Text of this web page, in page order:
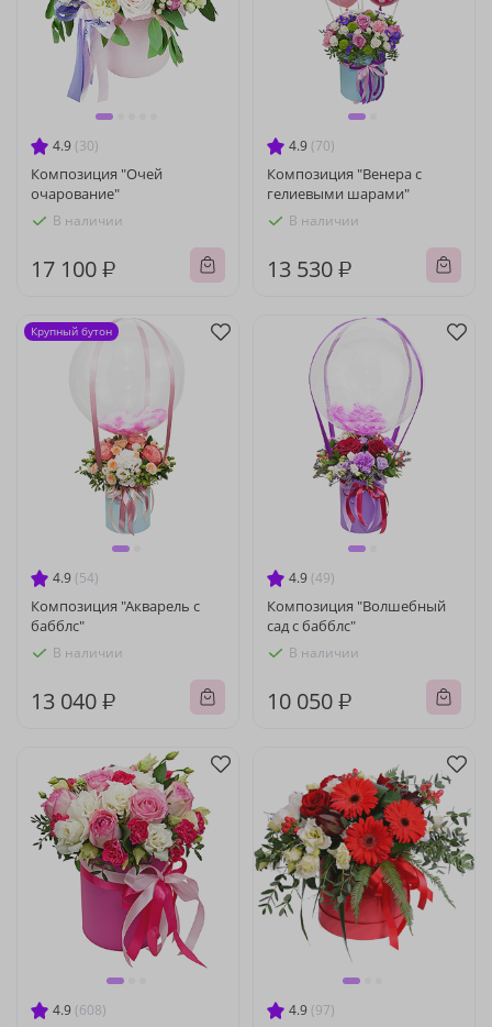
4.9 (30)
Композиция "Очей
очарование"
В наличии
17 100 ₽
4.9 (70)
Композиция "Венера с
гелиевыми шарами"
В наличии
13 530 ₽
4.9 (54)
Композиция "Акварель с
бабблс"
В наличии
13 040 ₽
Крупный бутон
4.9 (49)
Композиция "Волшебный
сад с бабблс"
В наличии
10 050 ₽
4.9 (608) 4.9 (97)